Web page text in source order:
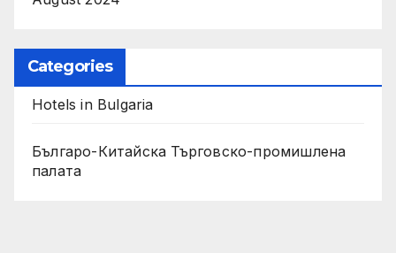
Categories
Hotels in Bulgaria
Българо-Китайска Търговско-промишлена
палaта